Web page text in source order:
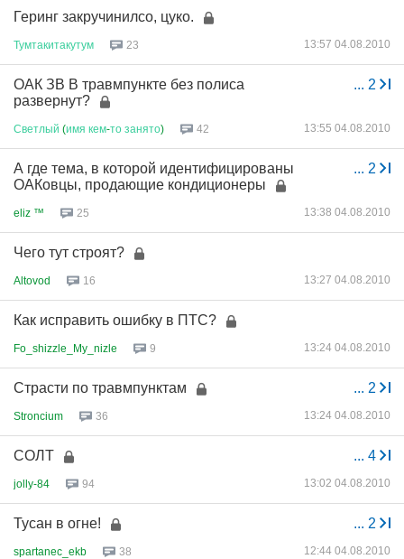
Геринг закручинилсо, цуко.
Тумтакитакутум 23 13:57 04.08.2010
... 2
ОАК ЗВ В травмпункте без полиса
развернут?
Светлый (имя кем-то занято) 42 13:55 04.08.2010
... 2
А где тема, в которой идентифицированы
ОАКовцы, продающие кондиционеры
eliz ™ 25 13:38 04.08.2010
Чего тут строят?
Altovod 16 13:27 04.08.2010
Как исправить ошибку в ПТС?
Fo_shizzle_My_nizle 9 13:24 04.08.2010
... 2
Страсти по травмпунктам
Stroncium 36 13:24 04.08.2010
... 4
СОЛТ
jolly-84 94 13:02 04.08.2010
... 2
Тусан в огне!
spartanec_ekb 38 12:44 04.08.2010